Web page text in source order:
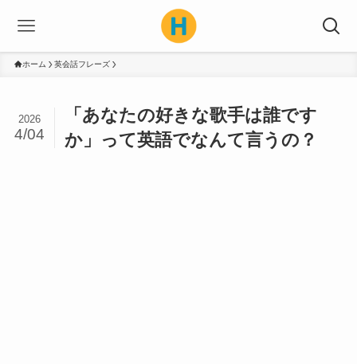
ホーム 英会話フレーズ
「あなたの好きな歌手は誰です
か」って英語でなんて言うの？
2026
4/04